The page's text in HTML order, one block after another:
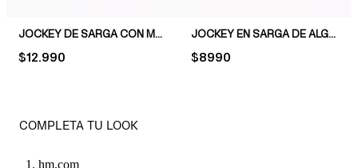
JOCKEY DE SARGA CON MOTIVO BORDADO
PRICE:
$12.990
JOCKEY EN SARGA DE ALGODÓN
PRICE:
$8990
COMPLETA TU LOOK
hm.com